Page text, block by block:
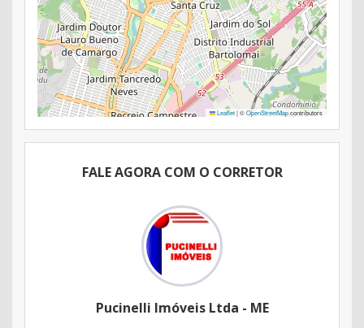
Leaflet|©OpenStreetMapcontributors
FALE AGORA COM O CORRETOR
Pucinelli Imóveis Ltda - ME